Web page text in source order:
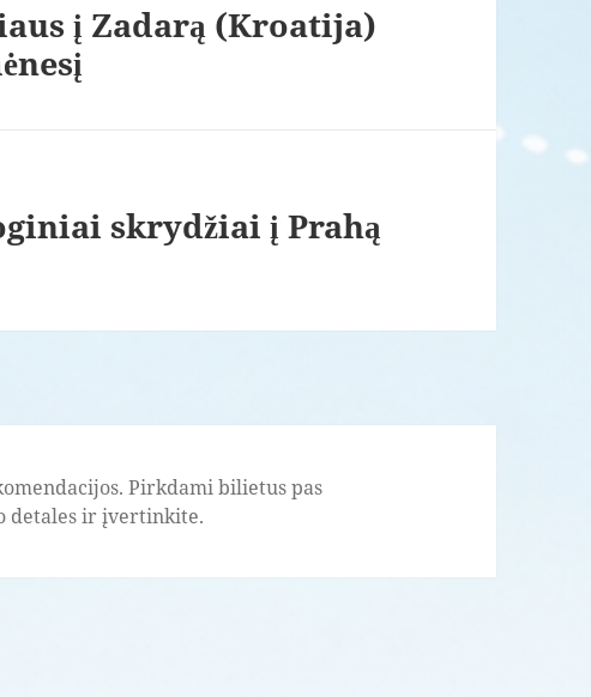
į Zadarą (Kroatija)
skrydžiai į Prahą
Pirkdami bilietus pas
detales ir įvertinkite.